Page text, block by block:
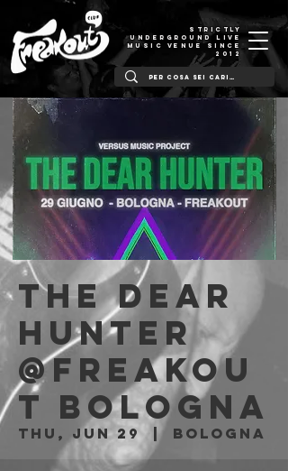
STRICTLY
UNDERGROUND LIVE
MUSIC VENUE SINCE
2012
THE DEAR
HUNTER
@Freakou
t Bologna
Thu, Jun 29
  |
Bologna